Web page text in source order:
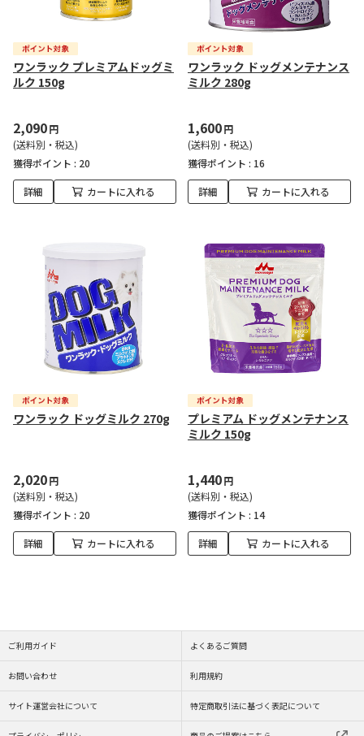
ワンラック プレミアムドッグミ
ルク 150g
2,090円
(送料別・税込)
獲得ポイント : 20
詳細 カートに入れる
ワンラック ドッグメンテナンス
ミルク 280g
1,600円
(送料別・税込)
獲得ポイント : 16
詳細 カートに入れる
ワンラック ドッグミルク 270g
2,020円
(送料別・税込)
獲得ポイント : 20
詳細 カートに入れる
プレミアム ドッグメンテナンス
ミルク 150g
1,440円
(送料別・税込)
獲得ポイント : 14
詳細 カートに入れる
ご利用ガイド よくあるご質問
お問い合わせ 利用規約
サイト運営会社について 特定商取引法に基づく表記について